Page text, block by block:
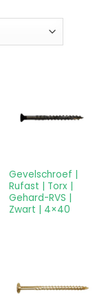
Gevelschroef |
Rufast | Torx |
Gehard-RVS |
Zwart | 4×40